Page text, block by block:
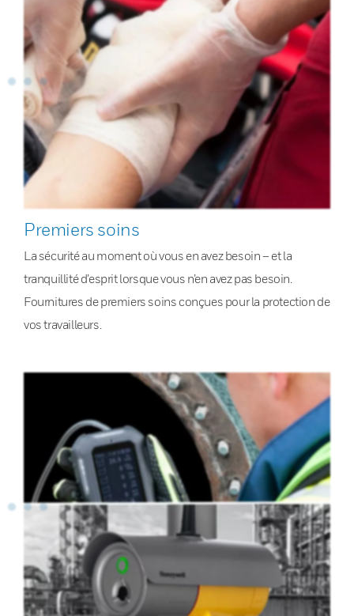
Premiers soins
La sécurité au moment où vous en avez besoin – et la
tranquillité d’esprit lorsque vous n’en avez pas besoin.
Fournitures de premiers soins conçues pour la protection de
vos travailleurs.